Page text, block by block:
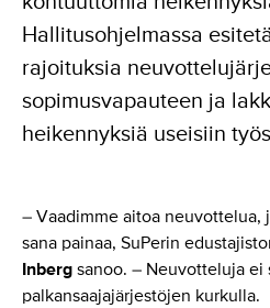
Hallitusohjelmassa
rajoituksia
sopimusvapauteen ja
heikennyksiä useisiin
– Vaadimme aitoa neuvottelua,
sana painaa, SuPerin
Inberg sanoo. – Neuvotteluja ei
palkansaajajärjestöjen kurkulla.